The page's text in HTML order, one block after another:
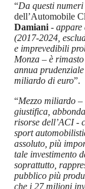
“Da questi numeri
dell’Automobile
Damiani - appare
(2017-2024,
e imprevedibili
Monza – è
annua
miliardo di euro”.
“Mezzo miliardo –
giustifica,
risorse dell’ACI -
sport
assoluto, più
tale investimento
soprattutto,
pubblico più
che i 27 milioni